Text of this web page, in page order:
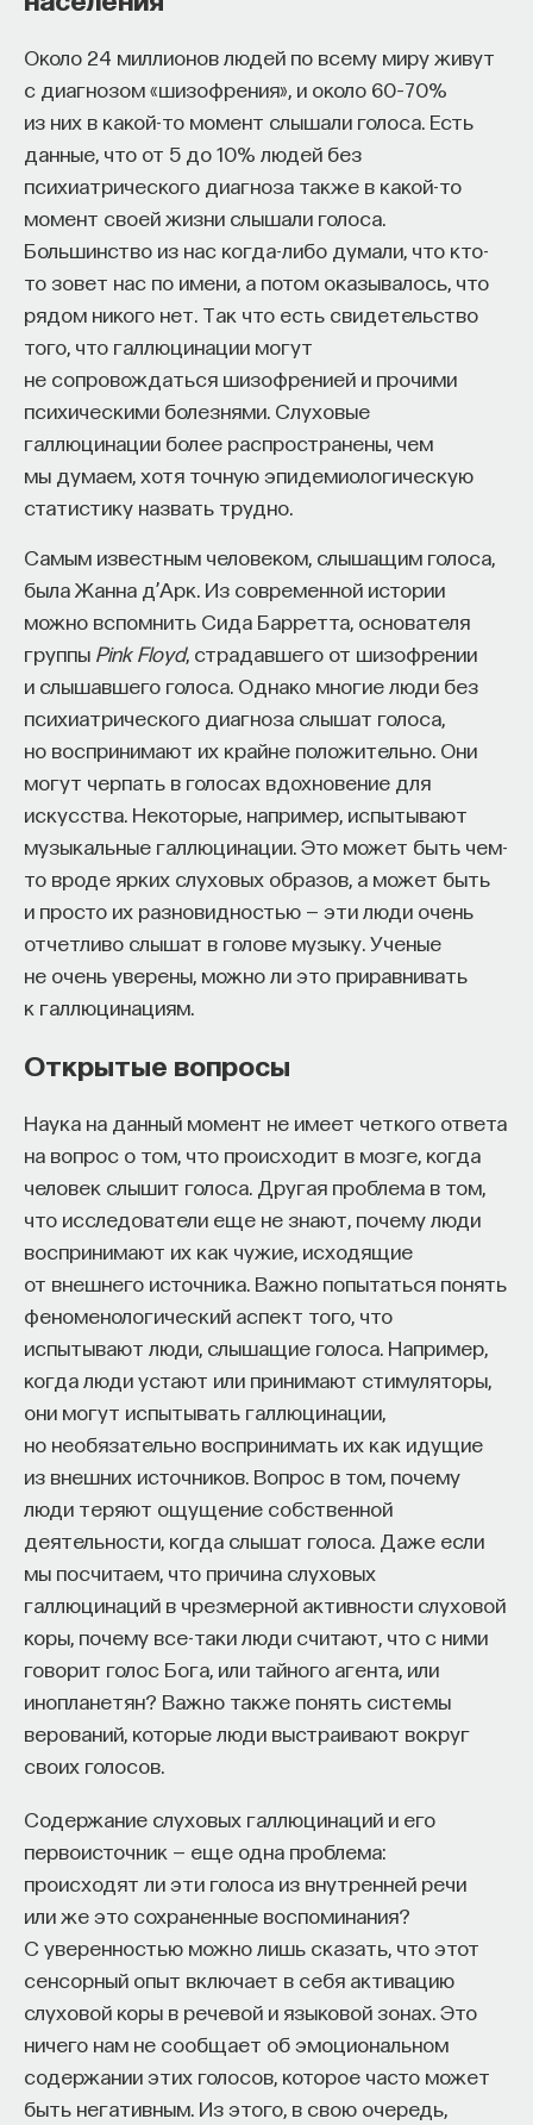
Около 24 миллионов людей по всему миру живут
с диагнозом «шизофрения», и около 60–70%
из них в какой-то момент слышали голоса. Есть
данные, что от 5 до 10% людей без
психиатрического диагноза также в какой-то
момент своей жизни слышали голоса.
Большинство из нас когда-либо думали, что кто-
то зовет нас по имени, а потом оказывалось, что
рядом никого нет. Так что есть свидетельство
того, что галлюцинации могут
не сопровождаться шизофренией и прочими
психическими болезнями. Слуховые
галлюцинации более распространены, чем
мы думаем, хотя точную эпидемиологическую
статистику назвать трудно.
Самым известным человеком, слышащим голоса,
была Жанна д’Арк. Из современной истории
можно вспомнить Сида Барретта, основателя
группы Pink Floyd, страдавшего от шизофрении
и слышавшего голоса. Однако многие люди без
психиатрического диагноза слышат голоса,
но воспринимают их крайне положительно. Они
могут черпать в голосах вдохновение для
искусства. Некоторые, например, испытывают
музыкальные галлюцинации. Это может быть чем-
то вроде ярких слуховых образов, а может быть
и просто их разновидностью — эти люди очень
отчетливо слышат в голове музыку. Ученые
не очень уверены, можно ли это приравнивать
к галлюцинациям.
Открытые вопросы
Наука на данный момент не имеет четкого ответа
на вопрос о том, что происходит в мозге, когда
человек слышит голоса. Другая проблема в том,
что исследователи еще не знают, почему люди
воспринимают их как чужие, исходящие
от внешнего источника. Важно попытаться понять
феноменологический аспект того, что
испытывают люди, слышащие голоса. Например,
когда люди устают или принимают стимуляторы,
они могут испытывать галлюцинации,
но необязательно воспринимать их как идущие
из внешних источников. Вопрос в том, почему
люди теряют ощущение собственной
деятельности, когда слышат голоса. Даже если
мы посчитаем, что причина слуховых
галлюцинаций в чрезмерной активности слуховой
коры, почему все-таки люди считают, что с ними
говорит голос Бога, или тайного агента, или
инопланетян? Важно также понять системы
верований, которые люди выстраивают вокруг
своих голосов.
Содержание слуховых галлюцинаций и его
первоисточник — еще одна проблема:
происходят ли эти голоса из внутренней речи
или же это сохраненные воспоминания?
С уверенностью можно лишь сказать, что этот
сенсорный опыт включает в себя активацию
слуховой коры в речевой и языковой зонах. Это
ничего нам не сообщает об эмоциональном
содержании этих голосов, которое часто может
быть негативным. Из этого, в свою очередь,